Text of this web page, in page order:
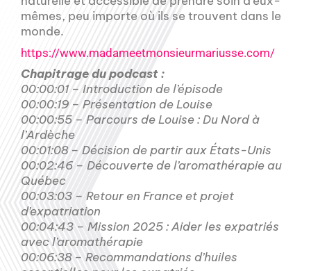
mêmes, peu importe où ils se trouvent dans le
monde.
https://www.madameetmonsieurmariusse.com/
Chapitrage du podcast :
00:00:01 – Introduction de l’épisode
00:00:19 – Présentation de Louise
00:00:55 – Parcours de Louise : Du Nord à
l’Ardèche
00:01:08 – Décision de partir aux États-Unis
00:02:46 – Découverte de l’aromathérapie au
Québec
00:03:03 – Retour en France et projet
d’expatriation
00:04:43 – Mission 2025 : Aider les expatriés
avec l’aromathérapie
00:06:38 – Recommandations d’huiles